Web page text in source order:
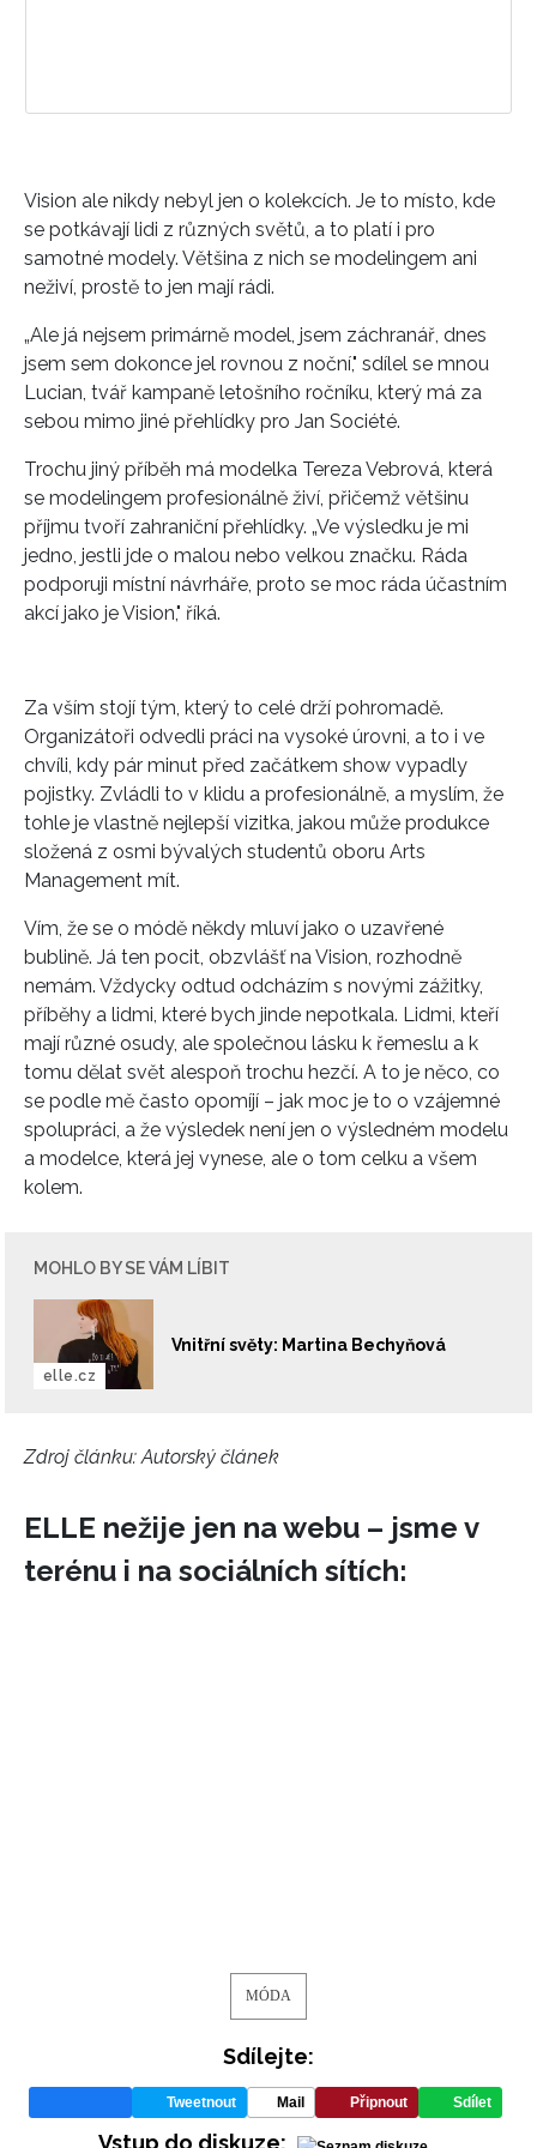
Vision ale nikdy nebyl jen o kolekcích. Je to místo, kde
se potkávají lidi z různých světů, a to platí i pro
samotné modely. Většina z nich se modelingem ani
neživí, prostě to jen mají rádi.
„Ale já nejsem primárně model, jsem záchranář, dnes
jsem sem dokonce jel rovnou z noční," sdílel se mnou
Lucian, tvář kampaně letošního ročníku, který má za
sebou mimo jiné přehlídky pro Jan Société.
Trochu jiný příběh má modelka Tereza Vebrová, která
se modelingem profesionálně živí, přičemž většinu
příjmu tvoří zahraniční přehlídky. „Ve výsledku je mi
jedno, jestli jde o malou nebo velkou značku. Ráda
podporuji místní návrháře, proto se moc ráda účastním
akcí jako je Vision," říká.
Za vším stojí tým, který to celé drží pohromadě.
Organizátoři odvedli práci na vysoké úrovni, a to i ve
chvíli, kdy pár minut před začátkem show vypadly
pojistky. Zvládli to v klidu a profesionálně, a myslím, že
tohle je vlastně nejlepší vizitka, jakou může produkce
složená z osmi bývalých studentů oboru Arts
Management mít.
Vím, že se o módě někdy mluví jako o uzavřené
bublině. Já ten pocit, obzvlášť na Vision, rozhodně
nemám. Vždycky odtud odcházím s novými zážitky,
příběhy a lidmi, které bych jinde nepotkala. Lidmi, kteří
mají různé osudy, ale společnou lásku k řemeslu a k
tomu dělat svět alespoň trochu hezčí. A to je něco, co
se podle mě často opomíjí – jak moc je to o vzájemné
spolupráci, a že výsledek není jen o výsledném modelu
a modelce, která jej vynese, ale o tom celku a všem
kolem.
MOHLO BY SE VÁM LÍBIT
Vnitřní světy: Martina Bechyňová
elle.cz
Zdroj článku:Autorský článek
ELLE nežije jen na webu – jsme v
terénu i na sociálních sítích:
MÓDA
Sdílejte:
Tweetnout Mail Připnout Sdílet
Vstup do diskuze: